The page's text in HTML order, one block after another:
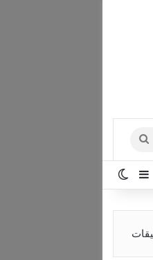
عن
الدخول
مقال عشوائي
إضافة عمود جانبي